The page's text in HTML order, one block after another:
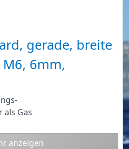
gerade, breite
6mm,
als Gas
anzeigen